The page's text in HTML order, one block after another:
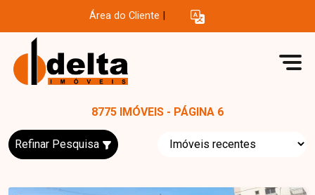
Área do Cliente
8775 IMÓVEIS - PÁGINA 6
Refinar Pesquisa